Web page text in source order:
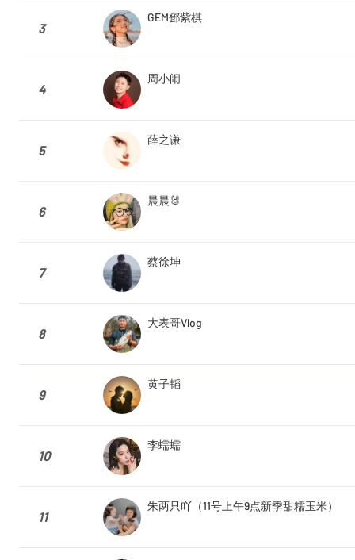
3
GEM鄧紫棋
4
周小闹
5
薛之谦
6
晨晨🐰
7
蔡徐坤
8
大表哥Vlog
9
黄子韬
10
李蠕蠕
11
朱两只吖（11号上午9点新季甜糯玉米）